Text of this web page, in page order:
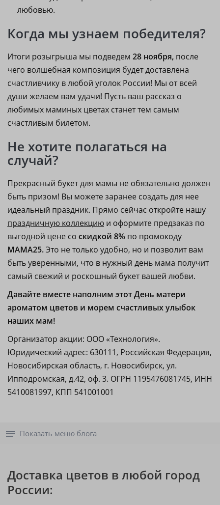
любовью.
Когда мы узнаем победителя?
Итоги розыгрыша мы подведем 28 ноября, после
чего волшебная композиция будет доставлена
счастливчику в любой уголок России! Мы от всей
души желаем вам удачи! Пусть ваш рассказ о
любимых маминых цветах станет тем самым
счастливым билетом.
Не хотите полагаться на
случай?
Прекрасный букет для мамы не обязательно должен
быть призом! Вы можете заранее создать для нее
идеальный праздник. Прямо сейчас откройте нашу
праздничную коллекцию и оформите предзаказ по
выгодной цене со скидкой 8% по промокоду
МАМА25.Это не только удобно, но и позволит вам
быть уверенными, что в нужный день мама получит
самый свежий и роскошный букет вашей любви.
Давайте вместе наполним этот День матери
ароматом цветов и морем счастливых улыбок
наших мам!
Организатор акции: ООО «Технология».
Юридический адрес: 630111, Российская Федерация,
Новосибирская область, г. Новосибирск, ул.
Ипподромская, д.42, оф. 3. ОГРН 1195476081745, ИНН
5410081997, КПП 541001001
Показать меню блога
Доставка цветов в любой город
России: